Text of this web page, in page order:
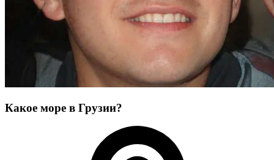
Какое море в Грузии?